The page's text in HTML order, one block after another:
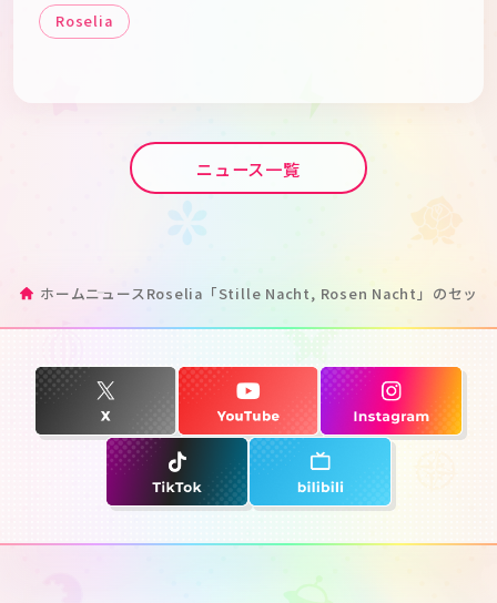
Roselia
ニュース一覧
ホームニュース Roselia「Stille Nacht, Rosen Nacht」のセット